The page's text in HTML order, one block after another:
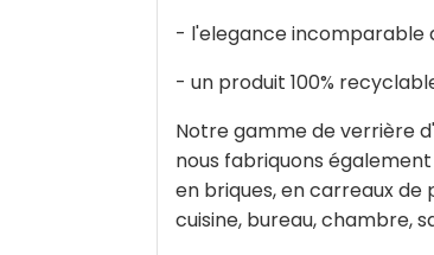
- l'elegance incomparable
- un produit 100%
Notre gamme de verrière
nous fabriquons
en briques, en carreaux
cuisine, bureau, chambre,